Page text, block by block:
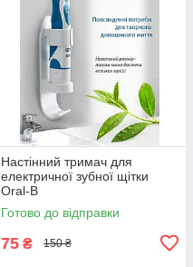
Настінний тримач для
електричної зубної щітки
Oral-B
Готово до відправки
75 ₴ 150 ₴